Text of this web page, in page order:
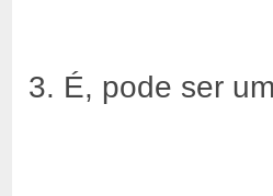
3. É, pode ser